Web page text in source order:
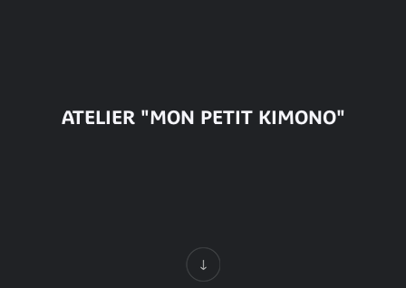
ATELIER "MON PETIT KIMONO"